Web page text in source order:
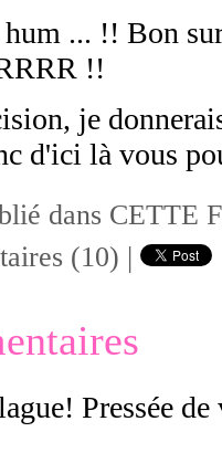
... !! Bon
!!
je
d'ici là vous
dans CETTE
(10) |
Pressée